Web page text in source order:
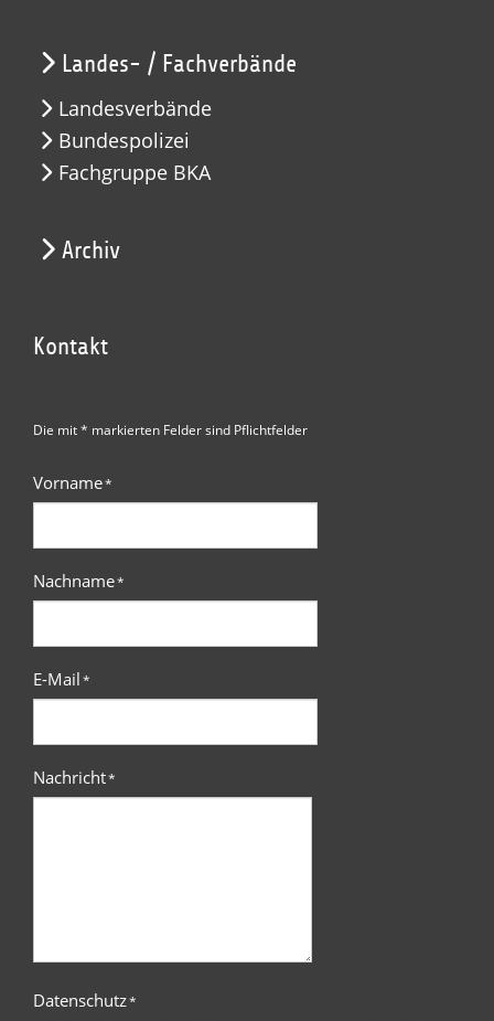
Landes- / Fachverbände
Landesverbände
Bundespolizei
Fachgruppe BKA
Archiv
Kontakt
Die mit * markierten Felder sind Pflichtfelder
Vorname*
Nachname*
E-Mail*
Nachricht*
Datenschutz*